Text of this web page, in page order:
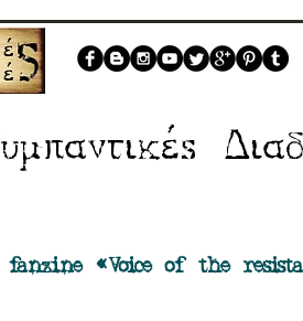
υμπαντικέs Δ
fanzine «Voice of the